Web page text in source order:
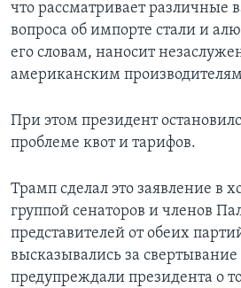
что рассматривает различные
вопроса об импорте стали и
его словам, наносит
американским
При этом президент
проблеме квот и тарифов.
Трамп сделал это заявление в
группой сенаторов и членов
представителей от обеих
высказывались за
предупреждали президента о